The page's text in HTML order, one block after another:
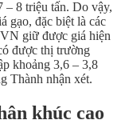
– 8 triệu tấn. Do vậy,
gạo, đặc biệt là các
giữ được giá hiện
được thị trường
khoảng 3,6 – 3,8
Thành nhận xét.
khúc cao